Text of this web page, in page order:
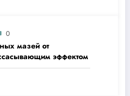
0
мазей от
эффектом